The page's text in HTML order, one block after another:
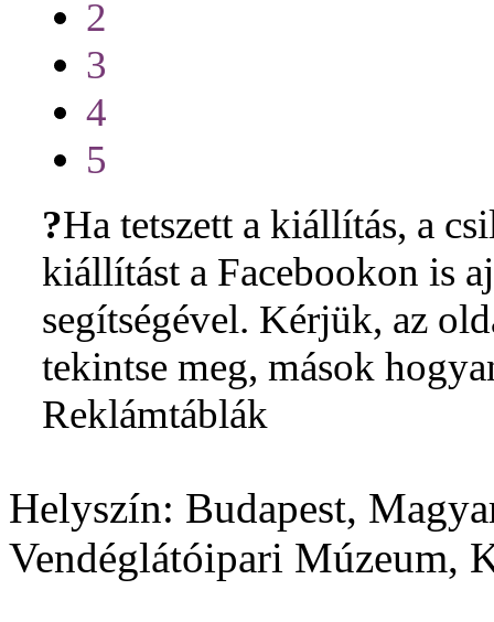
2
3
4
5
?Ha tetszett a kiállítás, a
kiállítást a Facebookon is
segítségével. Kérjük, az
tekintse meg, mások
Reklámtáblák
Helyszín: Budapest,
Vendéglátóipari Múzeum,